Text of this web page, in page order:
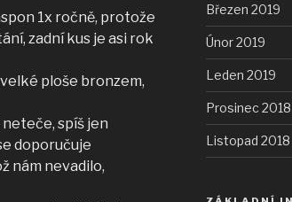
1x ročně, protože
zadní kus je asi rok
ploše bronzem,
spíš jen
doporučuje
nám nevadilo,
Březen 2019
Únor 2019
Leden 2019
Prosinec 2018
Listopad 2018